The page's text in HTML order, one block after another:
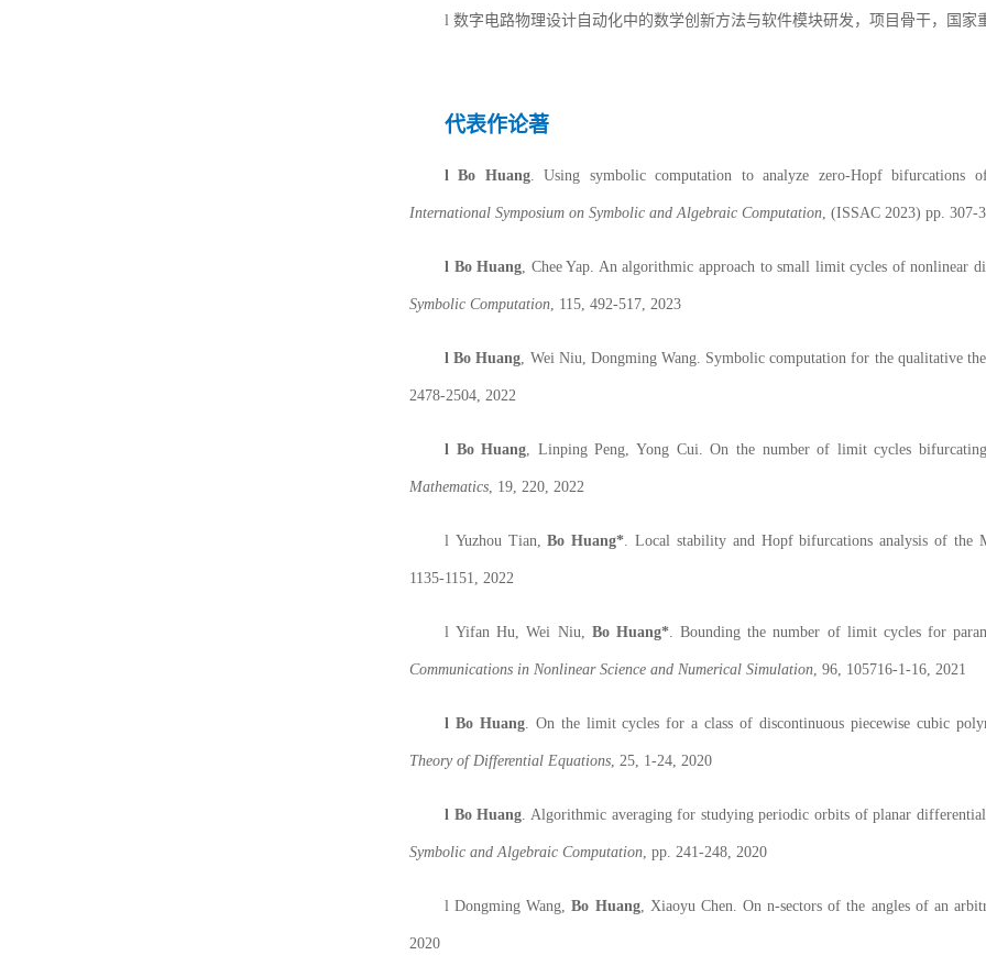
l 数字电路物理设计自动化中的数学创新方法与软件模块研发 ，项目骨干，国家
代表作论著
lBo Huang. Using symbolic computation to analyze zero-Hopf bifurcations
International Symposium on Symbolic and Algebraic Computation, (ISSAC 2023) pp. 307-
l BoHuang, CheeYap. An algorithmic approach to small limit cycles of nonlinear
Symbolic Computation, 115, 492-517, 2023
lBo Huang, Wei Niu, Dongming Wang. Symbolic computation for the qualitative
2478-2504, 2022
l BoHuang, Linping Peng, Yong Cui. On the number of limit cycles
Mathematics, 19, 220, 2022
l Yuzhou Tian,Bo Huang*. Local stability and Hopf bifurcations analysis of the
1135-1151, 2022
lYifan Hu, Wei Niu, Bo Huang*. Bounding the number of limit cycles for
Communications in Nonlinear Science and Numerical Simulation, 96, 105716-1-16, 2021
l BoHuang. On the limit cycles for a class of discontinuous piecewise cubic
Theory of Differential Equations, 25, 1-24, 2020
l BoHuang. Algorithmic averaging for studying periodic orbits of planar
Symbolic and Algebraic Computation, pp. 241-248, 2020
lDongming Wang,Bo Huang, XiaoyuChen. On n-sectors of the angles of an
2020